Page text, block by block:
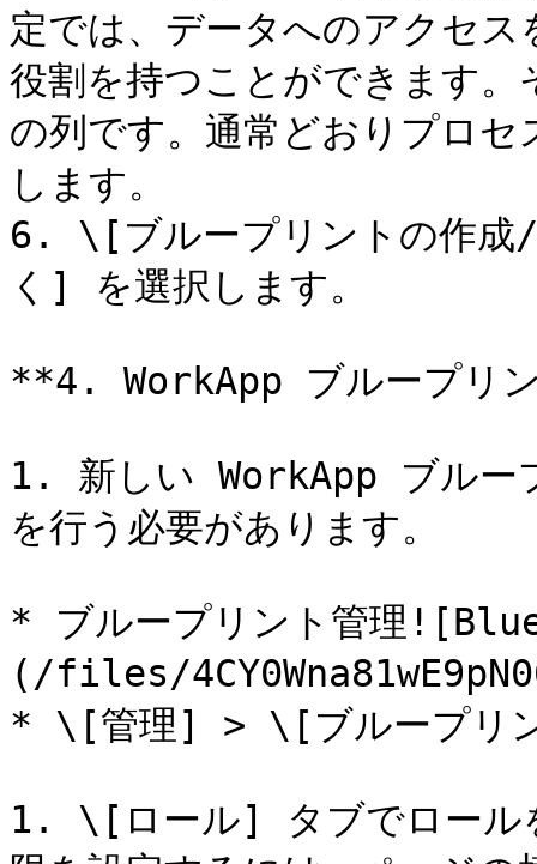
定では、データへのアクセ
役割を持つことができます
の列です。通常どおりプロ
します。
6. \[ブループリントの作
く] を選択します。
**4. WorkApp ブループリ
1. 新しい WorkApp ブルー
を行う必要があります。
* ブループリント管理
(/files/
* \[管理] > \[ブループリン
1. \[ロール] タブでロール